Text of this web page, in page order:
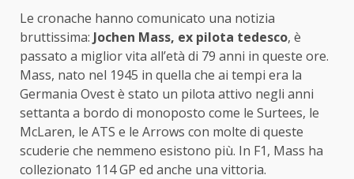
Le cronache hanno comunicato una notizia
bruttissima: Jochen Mass, ex pilota tedesco, è
passato a miglior vita all’età di 79 anni in queste ore.
Mass, nato nel 1945 in quella che ai tempi era la
Germania Ovest è stato un pilota attivo negli anni
settanta a bordo di monoposto come le Surtees, le
McLaren, le ATS e le Arrows con molte di queste
scuderie che nemmeno esistono più. In F1, Mass ha
collezionato 114 GP ed anche una vittoria.